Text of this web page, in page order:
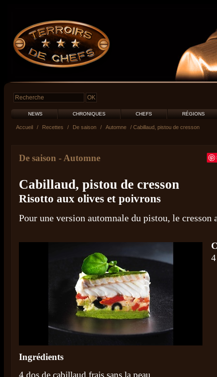
NEWS CHRONIQUES CHEFS RÉGIONS
Accueil / Recettes / De saison / Automne / Cabillaud, pistou de cresson
De saison - Automne
Cabillaud, pistou de cresson
Risotto aux olives et poivrons
Pour une version automnale du pistou, le cresson
Ingrédients
4 dos de cabillaud frais sans la peau